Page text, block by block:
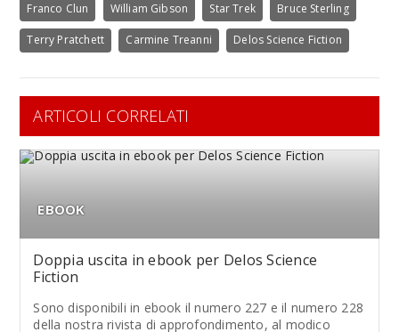
Franco Clun William Gibson Star Trek Bruce Sterling
Terry Pratchett Carmine Treanni Delos Science Fiction
ARTICOLI CORRELATI
EBOOK
Doppia uscita in ebook per Delos Science
Fiction
Sono disponibili in ebook il numero 227 e il numero 228
della nostra rivista di approfondimento, al modico